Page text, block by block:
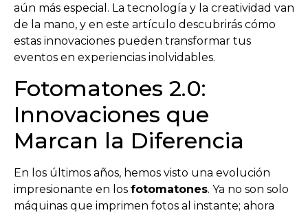
aún más especial. La tecnología y la creatividad van
de la mano, y en este artículo descubrirás cómo
estas innovaciones pueden transformar tus
eventos en experiencias inolvidables.
Fotomatones 2.0:
Innovaciones que
Marcan la Diferencia
En los últimos años, hemos visto una evolución
impresionante en los fotomatones. Ya no son solo
máquinas que imprimen fotos al instante; ahora